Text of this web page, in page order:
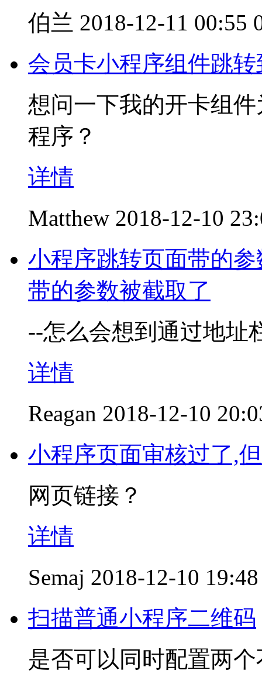
伯兰 2018-12-11 00:55
会员卡小程序组件跳
想问一下我的开卡组
程序？
详情
Matthew 2018-12-10
小程序跳转页面带的
带的参数被截取了
--怎么会想到通过地址
详情
Reagan 2018-12-10
小程序页面审核过了,
网页链接？
详情
Semaj 2018-12-10 19:48
扫描普通小程序二维码
是否可以同时配置两